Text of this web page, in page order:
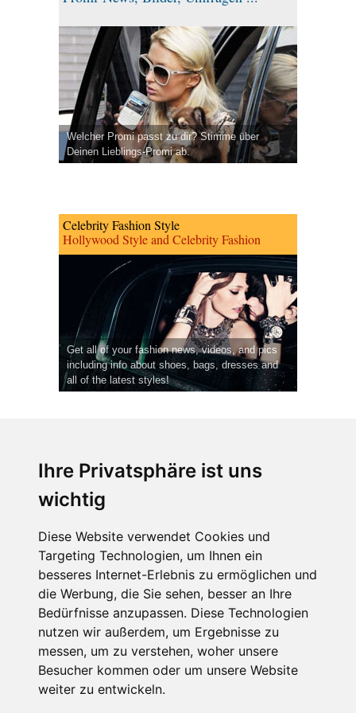
Ihre Privatsphäre ist uns
wichtig
Diese Website verwendet Cookies und
Targeting Technologien, um Ihnen ein
besseres Internet-Erlebnis zu ermöglichen und
die Werbung, die Sie sehen, besser an Ihre
Bedürfnisse anzupassen. Diese Technologien
nutzen wir außerdem, um Ergebnisse zu
messen, um zu verstehen, woher unsere
Besucher kommen oder um unsere Website
weiter zu entwickeln.
Welcher Promi passt zu dir? Stimme über
Deinen Lieblings-Promi ab.
Celebrity Fashion Style
Hollywood Style and Celebrity Fashion
Get all of your fashion news, videos, and pics
including info about shoes, bags, dresses and
all of the latest styles!
CPost.org© 2013-2023 The Celebrity Post.
Terms of Use Privacy | Cookies Policy( Einstellungen ändern
About Us
Advertising
Contact Us